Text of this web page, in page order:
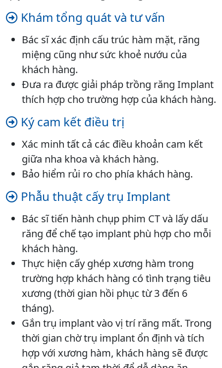
Khám tổng quát và tư vấn
Bác sĩ xác định cấu trúc hàm mặt, răng
miệng cũng như sức khoẻ nướu của
khách hàng.
Đưa ra được giải pháp trồng răng Implant
thích hợp cho trường hợp của khách hàng.
Ký cam kết điều trị
Xác minh tất cả các điều khoản cam kết
giữa nha khoa và khách hàng.
Bảo hiểm rủi ro cho phía khách hàng.
Phẫu thuật cấy trụ Implant
Bác sĩ tiến hành chụp phim CT và lấy dấu
răng để chế tạo implant phù hợp cho mỗi
khách hàng.
Thực hiện cấy ghép xương hàm trong
trường hợp khách hàng có tình trạng tiêu
xương (thời gian hồi phục từ 3 đến 6
tháng).
Gắn trụ implant vào vị trí răng mất. Trong
thời gian chờ trụ implant ổn định và tích
hợp với xương hàm, khách hàng sẽ được